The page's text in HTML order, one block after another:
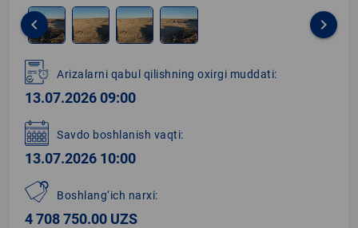
1
of
4
keyboard_arrow_left keyboard_arrow_right
Arizalarni qabul qilishning oxirgi muddati:
13.07.2026 09:00
Savdo boshlanish vaqti:
13.07.2026 10:00
Boshlang‘ich narxi:
4 708 750.00 UZS